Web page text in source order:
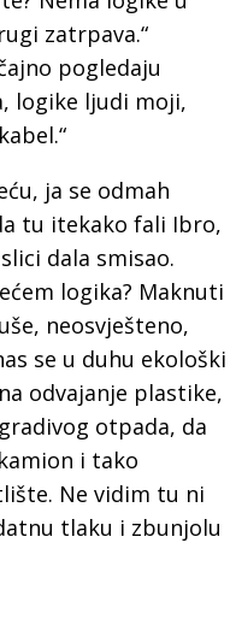
zatrpava.“
pogledaju
logike ljudi moji,
ja se odmah
tu itekako fali Ibro,
dala smisao.
logika? Maknuti
neosvješteno,
se u duhu ekološki
odvajanje plastike,
otpada, da
i tako
Ne vidim tu ni
tlaku i zbunjolu